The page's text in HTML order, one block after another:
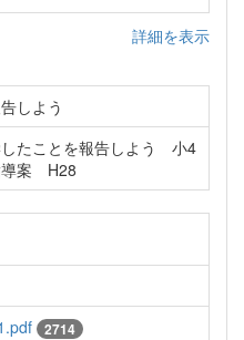
詳細を表示
しよう
たことを報告しよう 小4
案 H28
2714